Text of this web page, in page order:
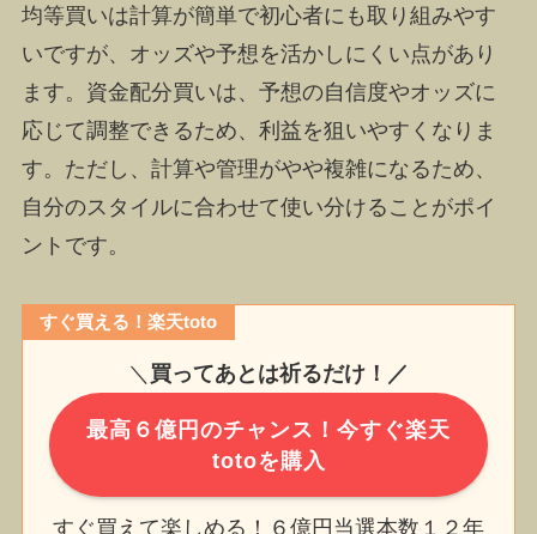
均等買いは計算が簡単で初心者にも取り組みやす
いですが、オッズや予想を活かしにくい点があり
ます。資金配分買いは、予想の自信度やオッズに
応じて調整できるため、利益を狙いやすくなりま
す。ただし、計算や管理がやや複雑になるため、
自分のスタイルに合わせて使い分けることがポイ
ントです。
すぐ買える！楽天toto
＼ 買ってあとは祈るだけ！／
最高６億円のチャンス！今すぐ楽天
totoを購入
すぐ買えて楽しめる！６億円当選本数１２年